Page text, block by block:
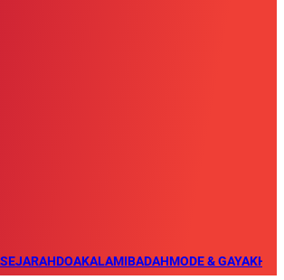
SEJARAHDOAKALAMIBADAHMODE & GAYA